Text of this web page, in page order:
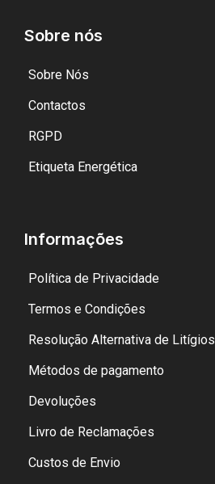
Sobre nós
Sobre Nós
Contactos
RGPD
Etiqueta Energética
Informações
Política de Privacidade
Termos e Condições
Resolução Alternativa de Litígios
Métodos de pagamento
Devoluções
Livro de Reclamações
Custos de Envio